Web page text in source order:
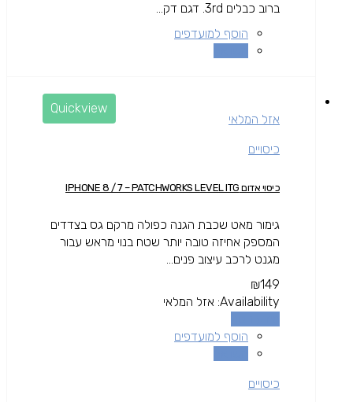
ברוב כבלים 3rd. דגם דק...
הוסף למועדפים
Quickview
אזל המלאי
כיסויים
כיסוי אדום IPHONE 8 / 7 – PATCHWORKS LEVEL ITG
גימור מאט שכבת הגנה כפולה מרקם גס בצדדים
המספק אחיזה טובה יותר שטח בנוי מראש עבור
מגנט לרכב עיצוב פנים...
₪149
Availability: אזל המלאי
הוסף למועדפים
כיסויים